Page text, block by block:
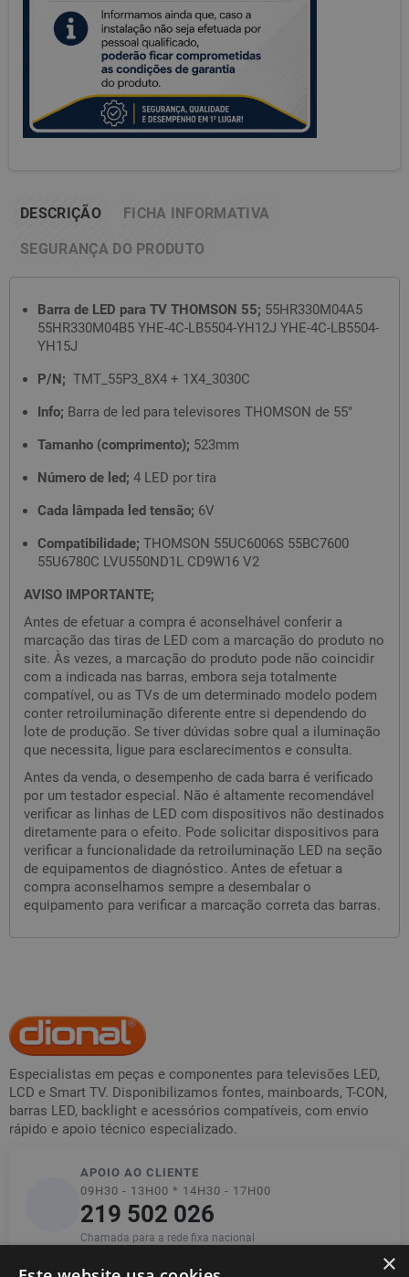
DESCRIÇÃO FICHA INFORMATIVA
SEGURANÇA DO PRODUTO
Barra de LED para TV THOMSON 55; 55HR330M04A5
55HR330M04B5 YHE-4C-LB5504-YH12J YHE-4C-LB5504-
YH15J
P/N; TMT_55P3_8X4 + 1X4_3030C
Info; Barra de led para televisores THOMSON de 55"
Tamanho (comprimento); 523mm
Número de led; 4 LED por tira
Cada lâmpada led tensão; 6V
Compatibilidade; THOMSON 55UC6006S 55BC7600
55U6780C LVU550ND1L CD9W16 V2
AVISO IMPORTANTE;
Antes de efetuar a compra é aconselhável conferir a
marcação das tiras de LED com a marcação do produto no
site. Às vezes, a marcação do produto pode não coincidir
com a indicada nas barras, embora seja totalmente
compatível, ou as TVs de um determinado modelo podem
conter retroiluminação diferente entre si dependendo do
lote de produção. Se tiver dúvidas sobre qual a iluminação
que necessita, ligue para esclarecimentos e consulta.
Antes da venda, o desempenho de cada barra é verificado
por um testador especial. Não é altamente recomendável
verificar as linhas de LED com dispositivos não destinados
diretamente para o efeito. Pode solicitar dispositivos para
verificar a funcionalidade da retroiluminação LED na seção
de equipamentos de diagnóstico. Antes de efetuar a
compra aconselhamos sempre a desembalar o
equipamento para verificar a marcação correta das barras.
Especialistas em peças e componentes para televisões LED,
LCD e Smart TV. Disponibilizamos fontes, mainboards, T-CON,
barras LED, backlight e acessórios compatíveis, com envio
rápido e apoio técnico especializado.
APOIO AO CLIENTE
09H30 - 13H00 * 14H30 - 17H00
219 502 026
Chamada para a rede fixa nacional
×